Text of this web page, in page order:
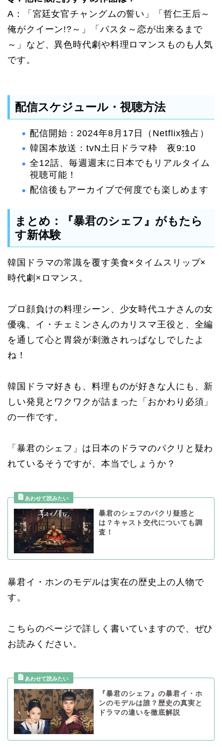
A：「宮廷女官チャングムの誓い」「哲仁王后～
俺がクイーン!?～」「パスタ～恋が出来るまで
～」など、異色時代劇や料理ロマンスものも人気
です。
配信スケジュール・視聴方法
配信開始：2024年8月17日（Netflix独占）
韓国本放送：tvN土日ドラマ枠 夜9:10
全12話、毎週週末に日本でもリアルタイム
視聴可能！
配信後もアーカイブで何度でも楽しめます
まとめ：『暴君のシェフ』がもたら
す新体験
韓国ドラマの常識を覆す美食×タイムスリップ×
時代劇×ロマンス。
プロ顔負けの料理シーン、少女時代ユナさんの女
優魂、イ・チェミンさんのカリスマ王役と、全編
を通して心と胃袋が刺激されっぱなしでしたよ
ね！
韓国ドラマ好きも、料理ものが好きな人にも、新
しい発見とワクワクが詰まった「おかわり必須」
の一作です。
「暴君のシェフ」は日本のドラマのパクリと疑わ
れているそうですが、本当でしょうか？
暴君のシェフのパクリ疑惑と
は？キャスト交代についても調
査！
暴君イ・ホンのモデルは実在の歴史上の人物で
す。
こちらのページで詳しく書いていますので、ぜひ
お読みください。
『暴君のシェフ』の暴君イ・ホ
ンのモデルは誰？歴史の真実と
ドラマの違いを徹底解説